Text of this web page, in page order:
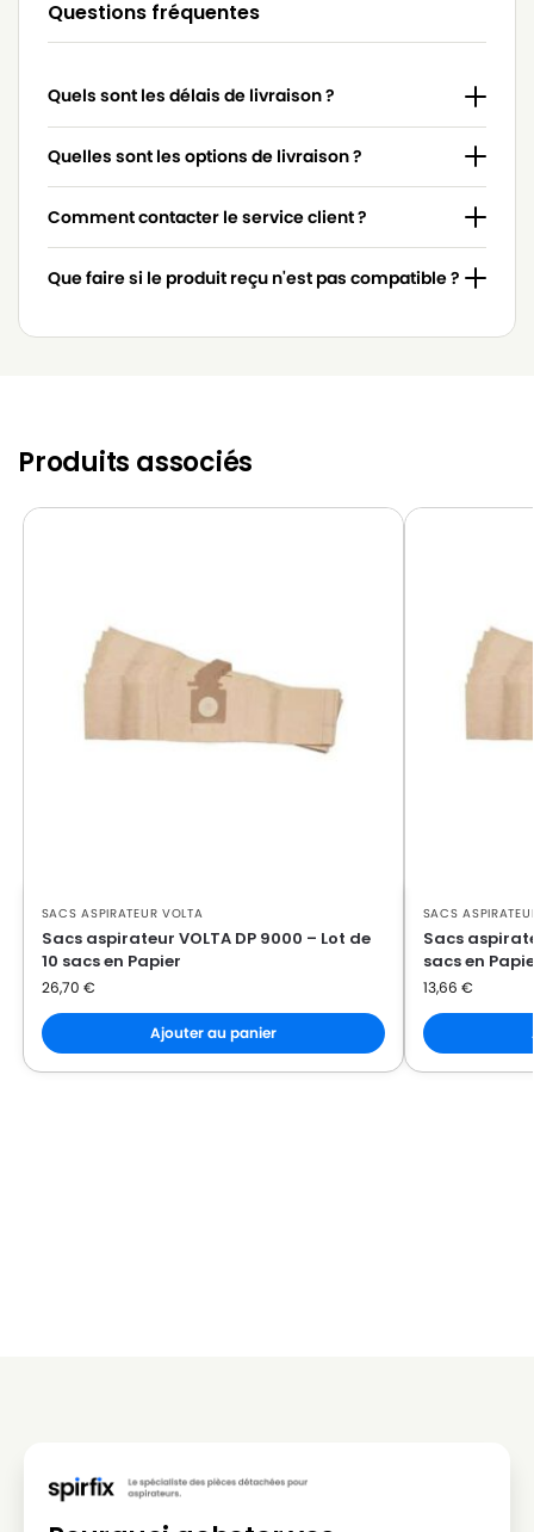
Questions fréquentes
Quels sont les délais de livraison ?
Quelles sont les options de livraison ?
Comment contacter le service client ?
Que faire si le produit reçu n'est pas compatible ?
Produits associés
SACS ASPIRATEUR VOLTA
Sacs aspirateur VOLTA DP 9000 – Lot de
10 sacs en Papier
26,70 €
Ajouter au panier
SACS
Sacs
sacs en
13,66 €